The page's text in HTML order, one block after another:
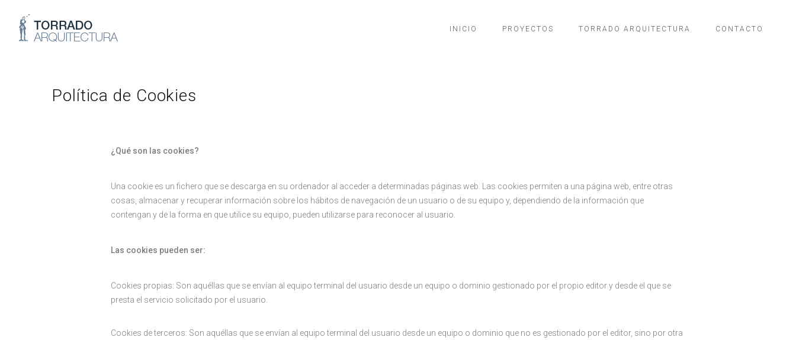
INICIO PROYECTOS TORRADO ARQUITECTURA CONTACTO
Política de Cookies
¿Qué son las cookies?
Una cookie es un fichero que se descarga en su ordenador al acceder a determinadas páginas web. Las cookies permiten a una página web, entre otras
cosas, almacenar y recuperar información sobre los hábitos de navegación de un usuario o de su equipo y, dependiendo de la información que
contengan y de la forma en que utilice su equipo, pueden utilizarse para reconocer al usuario.
Las cookies pueden ser:
Cookies propias: Son aquéllas que se envían al equipo terminal del usuario desde un equipo o dominio gestionado por el propio editor y desde el que se
presta el servicio solicitado por el usuario.
Cookies de terceros: Son aquéllas que se envían al equipo terminal del usuario desde un equipo o dominio que no es gestionado por el editor, sino por otra